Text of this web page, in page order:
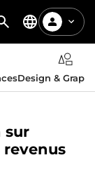
Design &
sur
revenus